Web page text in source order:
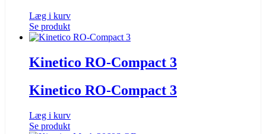
Læg i kurv
Se produkt
Kinetico RO-Compact 3
Kinetico RO-Compact 3
Læg i kurv
Se produkt